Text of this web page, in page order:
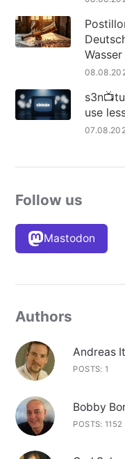
use
Follow us
Mastodon
Authors
Andreas
POSTS: 1
Bobby
POSTS: 1152